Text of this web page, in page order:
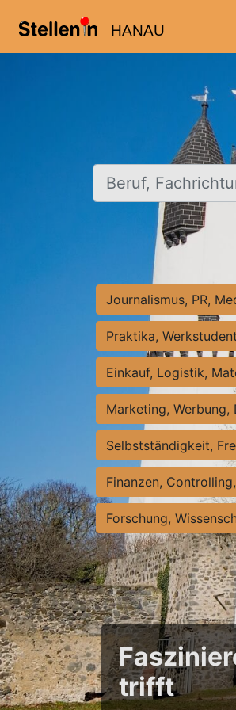
HANAU
Beruf, Fachrichtung,
Journalismus, PR,
Praktika,
Einkauf, Logistik,
Marketing, Werbung,
Selbstständigkeit,
Finanzen,
Forschung,
trifft